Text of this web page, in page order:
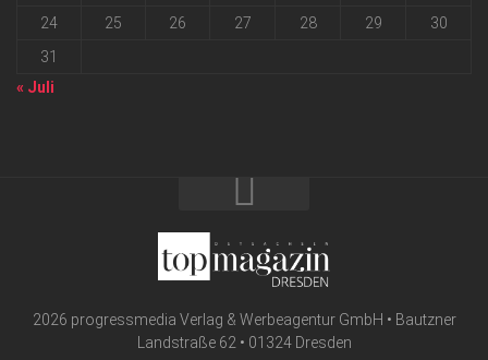
24
25 26 27 28 29
30
31
« Juli
2026 progressmedia Verlag & Werbeagentur GmbH • Bautzner
Landstraße 62 • 01324 Dresden